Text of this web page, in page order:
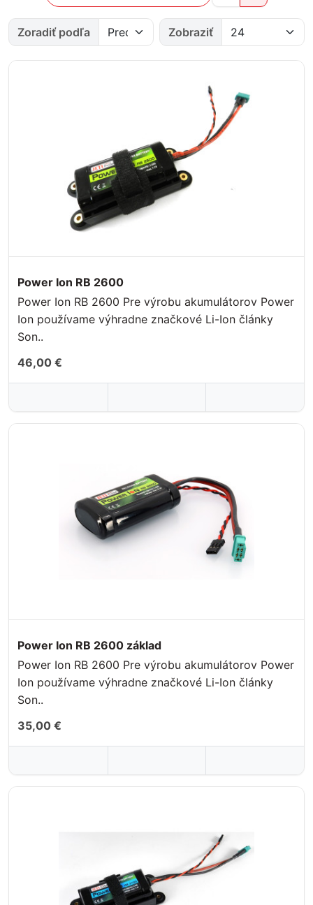
Zoradiť podľa Zobraziť
Power Ion RB 2600
Power Ion RB 2600 Pre výrobu akumulátorov Power
Ion používame výhradne značkové Li-Ion články
Son..
46,00 €
Power Ion RB 2600 základ
Power Ion RB 2600 Pre výrobu akumulátorov Power
Ion používame výhradne značkové Li-Ion články
Son..
35,00 €